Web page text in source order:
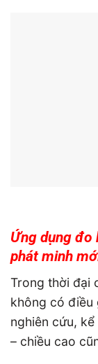
Ứng dụng đo
phát minh
Trong thời đại
không có điều
nghiên cứu,
– chiều cao